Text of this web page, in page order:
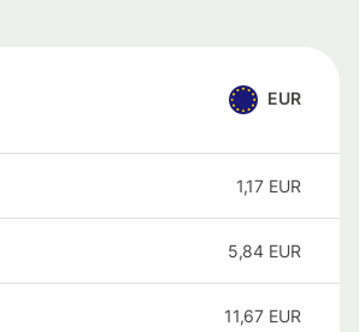
EUR
1,17 EUR
5,84 EUR
11,67 EUR